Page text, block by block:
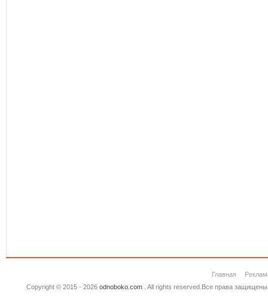
Главная
Copyright © 2015 - 2026 odnoboko.com. All rights reserved.Все права защищены.